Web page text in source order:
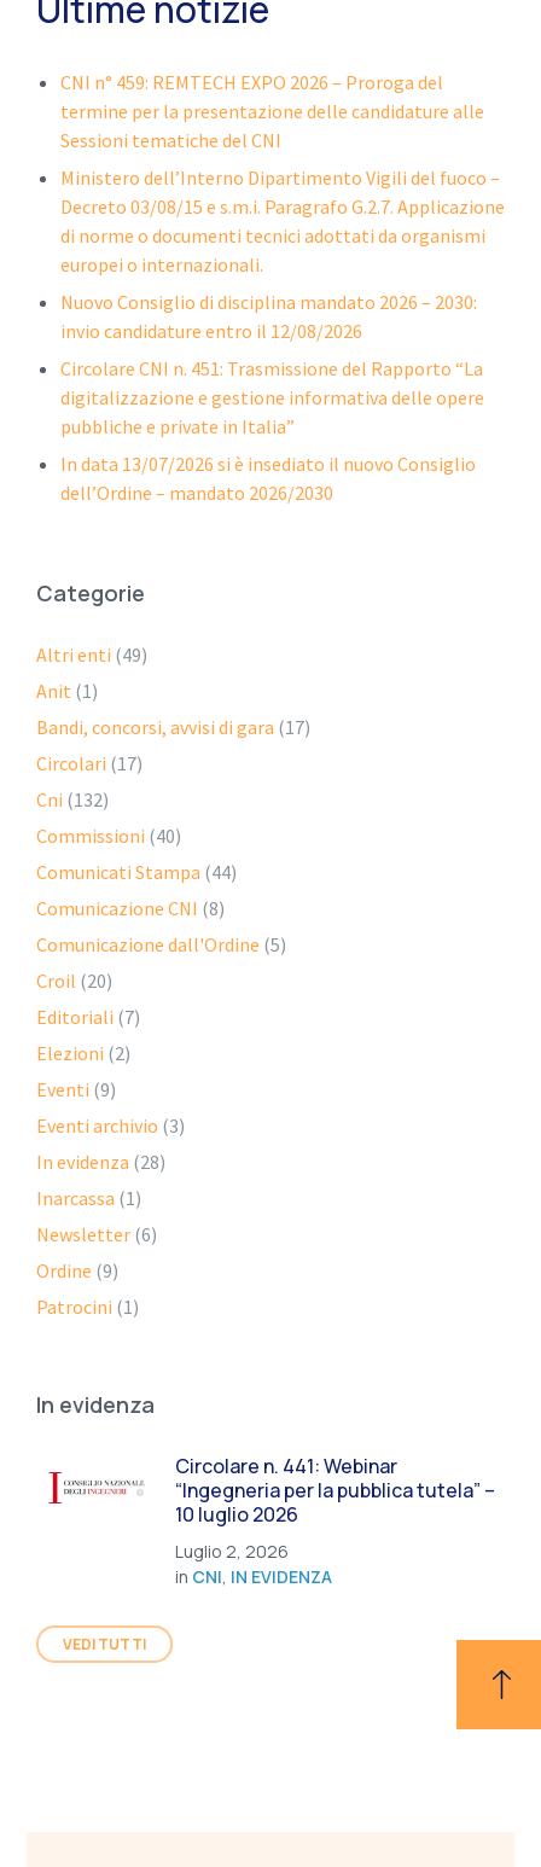
CNI n° 459: REMTECH EXPO 2026 – Proroga del
termine per la presentazione delle candidature alle
Sessioni tematiche del CNI
Ministero dell’Interno Dipartimento Vigili del fuoco –
Decreto 03/08/15 e s.m.i. Paragrafo G.2.7. Applicazione
di norme o documenti tecnici adottati da organismi
europei o internazionali.
Nuovo Consiglio di disciplina mandato 2026 – 2030:
invio candidature entro il 12/08/2026
Circolare CNI n. 451: Trasmissione del Rapporto “La
digitalizzazione e gestione informativa delle opere
pubbliche e private in Italia”
In data 13/07/2026 si è insediato il nuovo Consiglio
dell’Ordine – mandato 2026/2030
Categorie
Altri enti (49)
Anit (1)
Bandi, concorsi, avvisi di gara (17)
Circolari (17)
Cni (132)
Commissioni (40)
Comunicati Stampa (44)
Comunicazione CNI (8)
Comunicazione dall'Ordine (5)
Croil (20)
Editoriali (7)
Elezioni (2)
Eventi (9)
Eventi archivio (3)
In evidenza (28)
Inarcassa (1)
Newsletter (6)
Ordine (9)
Patrocini (1)
In evidenza
Circolare n. 441: Webinar
“Ingegneria per la pubblica tutela” –
10 luglio 2026
Luglio 2, 2026
in CNI, IN EVIDENZA
VEDI TUTTI